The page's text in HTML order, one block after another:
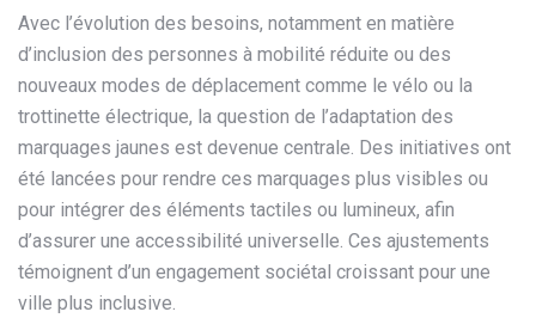
Avec l’évolution des besoins, notamment en matière
d’inclusion des personnes à mobilité réduite ou des
nouveaux modes de déplacement comme le vélo ou la
trottinette électrique, la question de l’adaptation des
marquages jaunes est devenue centrale. Des initiatives ont
été lancées pour rendre ces marquages plus visibles ou
pour intégrer des éléments tactiles ou lumineux, afin
d’assurer une accessibilité universelle. Ces ajustements
témoignent d’un engagement sociétal croissant pour une
ville plus inclusive.